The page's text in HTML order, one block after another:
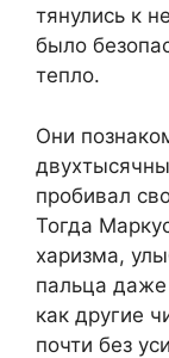
тянулись к
было
тепло.
Они
пробивал
Тогда
харизма,
пальца
как другие
почти без